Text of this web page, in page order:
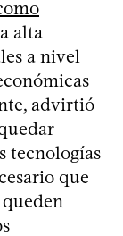
alta
a nivel
advirtió
tecnologías
que